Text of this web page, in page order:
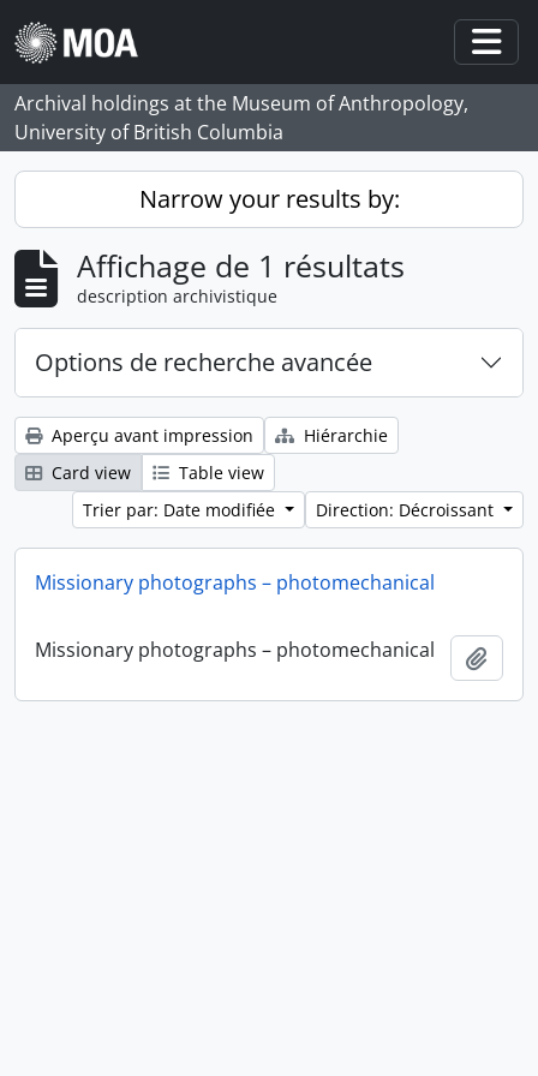
Skip to main content
Archival holdings at the Museum of Anthropology,
University of British Columbia
Narrow your results by:
Affichage de 1 résultats
description archivistique
Options de recherche avancée
Aperçu avant impression
Hiérarchie
Card view
Table view
Trier par: Date modifiée
Direction: Décroissant
Missionary photographs – photomechanical
Missionary photographs – photomechanical